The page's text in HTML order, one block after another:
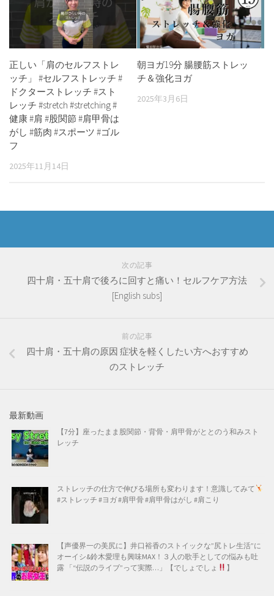
正しい「肩のセルフストレ
ッチ」 #セルフストレッチ #
ドクターストレッチ #スト
レッチ #stretch #stretching #
健康 #肩 #股関節 #肩甲骨は
がし #筋肉 #スポーツ #ゴル
フ
2025年11月14日
朝ヨガ19分 腸腰筋ストレッ
チ＆強化ヨガ
2025年3月6日
次の記事
四十肩・五十肩で後ろに回すと痛い！セルフケア方法
[English subs]
前の記事
四十肩・五十肩の原因 症状を軽くしたい方へおすすめ
のストレッチ
最新動画
【7分】座ったまま股関節・背骨・肩甲骨がととのう和みスト
レッチ
ストレッチの仕方で伸びる場所も変わります！意識してみて
#ストレッチ #ヨガ #肩甲骨 #肩甲骨はがし #肩こり
【声優界一の美尻に】井口裕香のストイックな”尻トレ生活”に
オーイシ&鈴木愛理も興味MAX！３人の歌手としての悩みも吐
露 「“伝説のライブ”って実際…」【でしょでしょ
】